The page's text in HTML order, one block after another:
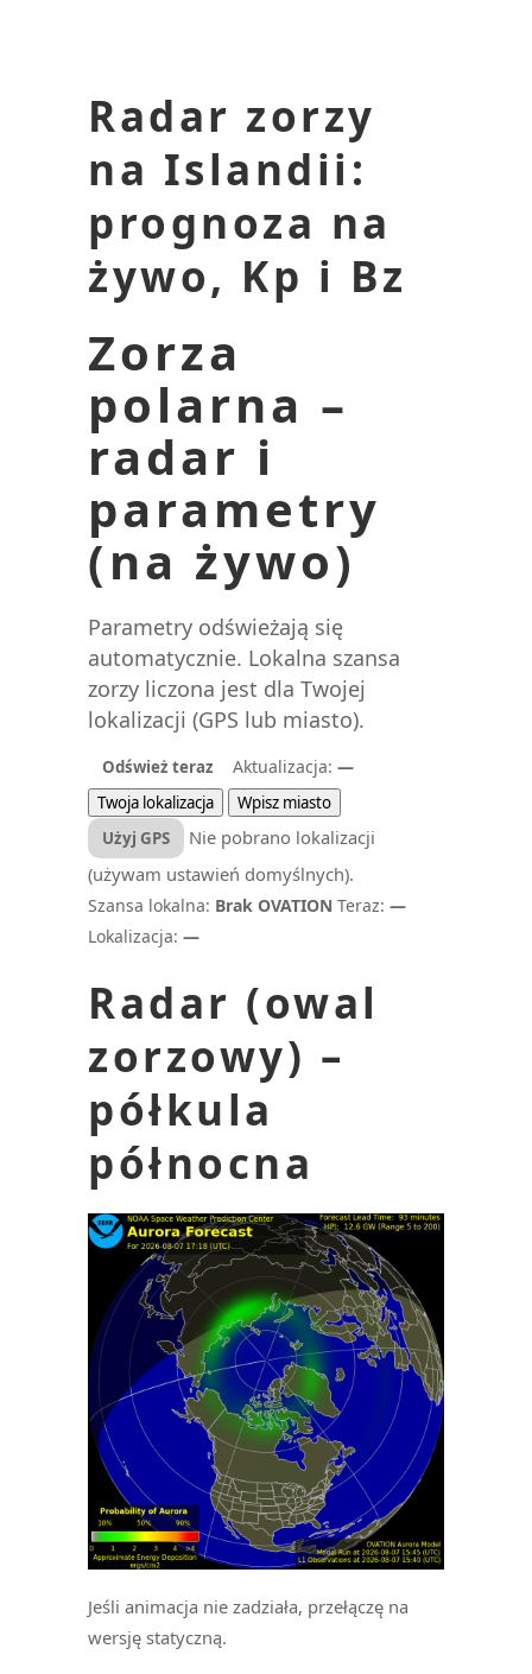
Radar zorzy
na Islandii:
prognoza na
żywo, Kp i Bz
Zorza
polarna –
radar i
parametry
(na żywo)
Parametry odświeżają się
automatycznie. Lokalna szansa
zorzy liczona jest dla Twojej
lokalizacji (GPS lub miasto).
Odśwież teraz Aktualizacja: —
Twoja lokalizacja
Wpisz miasto
Użyj GPS
Nie pobrano lokalizacji
(używam ustawień domyślnych).
Szansa lokalna: Brak OVATION Teraz: —
Lokalizacja: —
Radar (owal
zorzowy) –
półkula
północna
Jeśli animacja nie zadziała, przełączę na
wersję statyczną.